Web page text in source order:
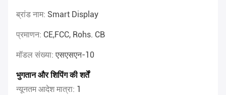
ब्रांड नाम: Smart Display
प्रमाणन: CE,FCC, Rohs. CB
मॉडल संख्या:एसएसएन-10
भुगतान और शिपिंग की शर्तें
न्यूनतम आदेश मात्रा: 1